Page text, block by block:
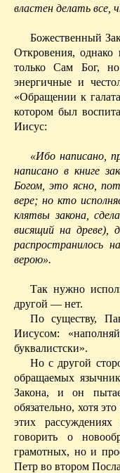
властен делать все,
Божественный
Откровения, однако
только Сам Бог,
энергичные и
«Обращении к
котором был
Иисус:
«Ибо написано,
написано в книге
Богом, это ясно,
вере; но кто
клятвы закона,
висящий на древе),
распространилось
верою».
Так нужно
другой — нет.
По существу,
Иисусом:
буквалистски».
Но с другой
обращаемых
Закона, и он
обязательно, хотя
этих
говорить о
грамотных, но и
Петр во втором